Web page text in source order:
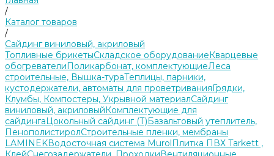
/
Каталог товаров
/
Сайдинг виниловый, акриловый
Топливные брикетыСкладское оборудованиеКварцевые
обогревателиПоликарбонат, комплектующиеЛеса
строительные, Вышка-тураТеплицы, парники,
кустодержатели, автоматы для проветриванияГрядки,
Клумбы, Компостеры, Укрывной материалСайдинг
виниловый, акриловыйКомплектующие для
сайдингаЦокольный сайдинг (Т)Базальтовый утеплитель,
ПенополистиролСтроительные пленки, мембраны
LAMINEKВодосточная система MurolПлитка ПВХ Tarkett ,